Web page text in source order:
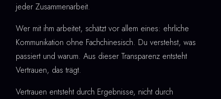
jeder Zusammenarbeit.
Wer mit ihm arbeitet, schätzt vor allem eines: ehrliche
Kommunikation ohne Fachchinesisch. Du verstehst, was
passiert und warum. Aus dieser Transparenz entsteht
Vertrauen, das trägt.
Vertrauen entsteht durch Ergebnisse, nicht durch